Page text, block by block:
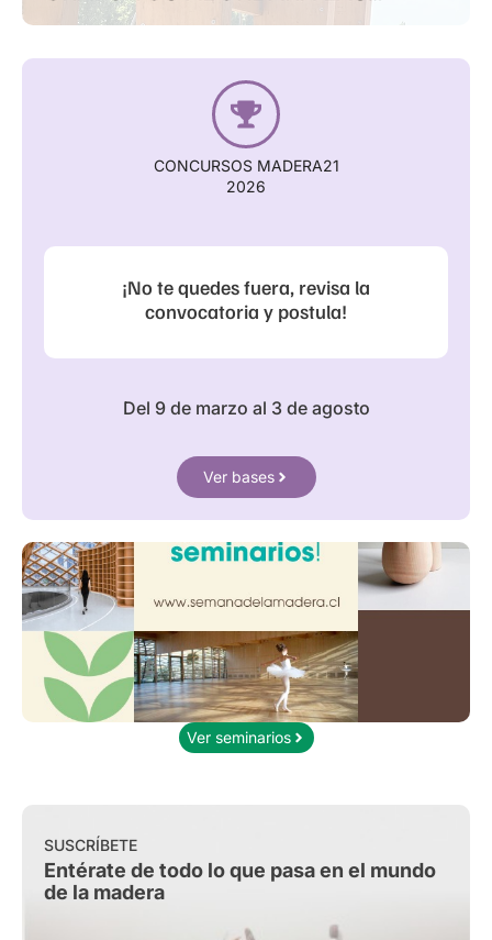
PRINCIPALES NORMATIVAS PARA
CONCURSOS MADERA21
2026
¡No te quedes fuera, revisa la
convocatoria y postula!
Del 9 de marzo al 3 de agosto
Ver bases
Ver seminarios
SUSCRÍBETE
Entérate de todo lo que pasa en el mundo
de la madera